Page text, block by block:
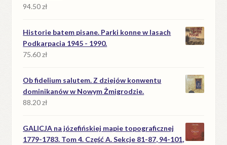
94.50zł
Historie batem pisane. Parki konne w lasach
Podkarpacia 1945 - 1990.
75.60zł
Ob fidelium salutem. Z dziejów konwentu
dominikanów w Nowym Żmigrodzie.
88.20zł
GALICJA na józefińskiej mapie topograficznej
1779-1783. Tom 4. Część A. Sekcje 81-87, 94-101,